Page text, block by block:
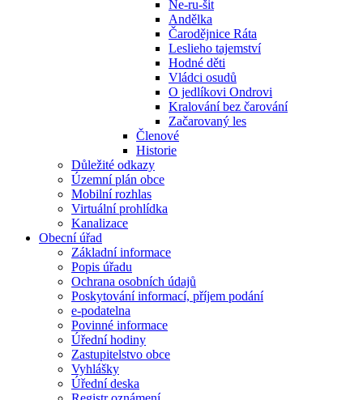
Ne-ru-šit
Andělka
Čarodějnice Ráta
Leslieho tajemství
Hodné děti
Vládci osudů
O jedlíkovi Ondrovi
Kralování bez čarování
Začarovaný les
Členové
Historie
Důležité odkazy
Územní plán obce
Mobilní rozhlas
Virtuální prohlídka
Kanalizace
Obecní úřad
Základní informace
Popis úřadu
Ochrana osobních údajů
Poskytování informací, příjem podání
e-podatelna
Povinné informace
Úřední hodiny
Zastupitelstvo obce
Vyhlášky
Úřední deska